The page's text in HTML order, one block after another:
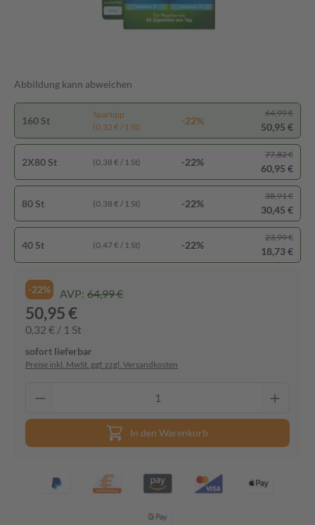
Abbildung kann abweichen
160 St
Spartipp
(0,32 € / 1 St)
-22%
64,99 €
50,95 €
2X80 St (0,38 € / 1 St) -22%
77,82 €
60,95 €
80 St (0,38 € / 1 St) -22%
38,91 €
30,45 €
40 St (0,47 € / 1 St) -22%
23,99 €
18,73 €
-22% AVP: 64,99 €
50,95 €
0,32 € / 1 St
sofort lieferbar
Preise inkl. MwSt. ggf. zzgl. Versandkosten
In den Warenkorb